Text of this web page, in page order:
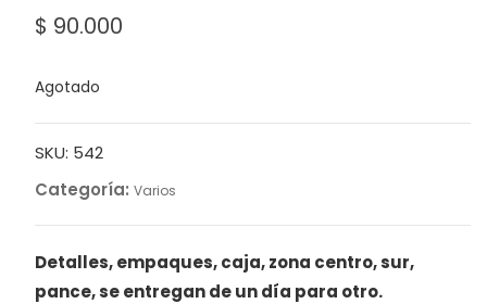
$ 90.000
Agotado
SKU: 542
Categoría: Varios
Detalles, empaques, caja, zona centro, sur,
pance, se entregan de un día para otro.